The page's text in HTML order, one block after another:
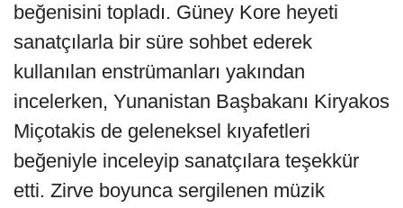
beğenisini topladı. Güney Kore heyeti
sanatçılarla bir süre sohbet ederek
kullanılan enstrümanları yakından
incelerken, Yunanistan Başbakanı Kiryakos
Miçotakis de geleneksel kıyafetleri
beğeniyle inceleyip sanatçılara teşekkür
etti. Zirve boyunca sergilenen müzik